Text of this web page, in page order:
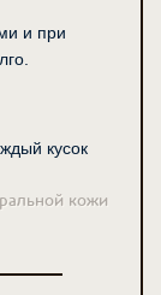
и при
кусок
кожи